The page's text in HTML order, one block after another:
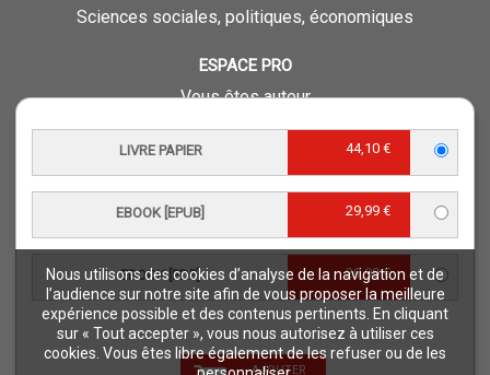
Nous utilisons des cookies d’analyse de la navigation et de
l’audience sur notre site afin de vous proposer la meilleure
expérience possible et des contenus pertinents. En cliquant
sur « Tout accepter », vous nous autorisez à utiliser ces
cookies. Vous êtes libre également de les refuser ou de les
LIVRE PAPIER 44,10 €
EBOOK [EPUB] 29,99 €
EBOOK [PDF] 29,99 €
AJOUTER
Sciences sociales, politiques, économiques
ESPACE PRO
Vous êtes auteur
Vous êtes journaliste
Vous êtes libraire
Foreign rights
Procédure d'évaluation
NOTRE SITE
Quae © 2018
Mentions légales